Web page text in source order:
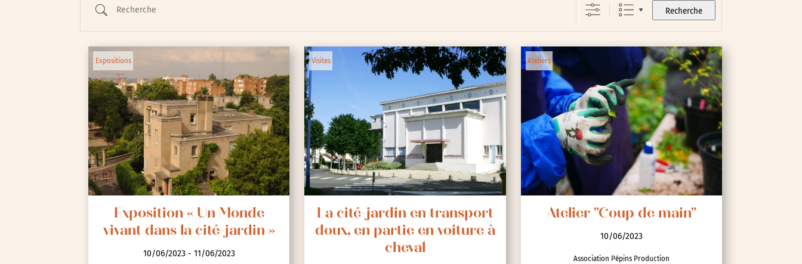
Recherche
Expositions
Œuvre collective/participative
Parole aux habitants
Randonnées
Spectacle et performances
Visites
Voyage d'études
Expositions
Exposition « Un Monde
vivant dans la cité-jardin »
10/06/2023 - 11/06/2023
Visites
La cité-jardin en transport
doux, en partie en voiture à
cheval
Ateliers
Atelier "Coup de main"
10/06/2023
Association Pépins Production